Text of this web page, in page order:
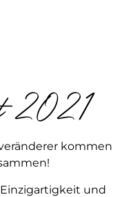
2021
kommen
und